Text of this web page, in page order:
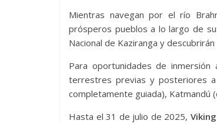
Mientras navegan por el río
prósperos pueblos a lo largo de
Nacional de Kaziranga y
Para oportunidades de inmersión
terrestres previas y posteriores a
completamente guiada), Katmandú
Hasta el 31 de julio de 2025,Viking